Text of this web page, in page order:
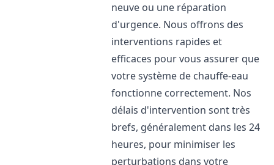
neuve ou une réparation
d'urgence. Nous offrons des
interventions rapides et
efficaces pour vous assurer que
votre système de chauffe-eau
fonctionne correctement. Nos
délais d'intervention sont très
brefs, généralement dans les 24
heures, pour minimiser les
perturbations dans votre